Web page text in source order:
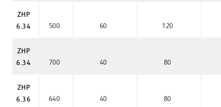
ZHP
6.34
500 60 120
ZHP
6.34
700 40 80
ZHP
6.36
640 40 80